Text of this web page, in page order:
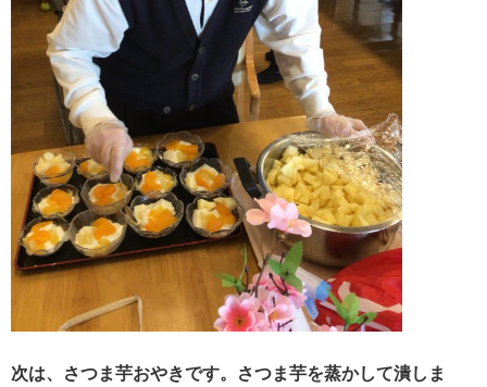
次は、さつま芋おやきです。さつま芋を蒸かして潰しま